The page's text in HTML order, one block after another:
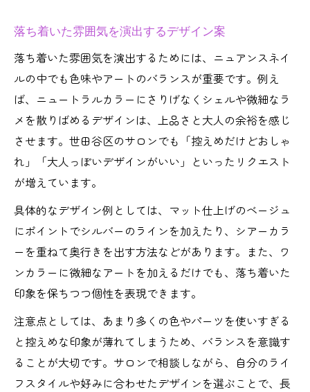
落ち着いた雰囲気を演出するデザイン案
落ち着いた雰囲気を演出するためには、ニュアンスネイ
ルの中でも色味やアートのバランスが重要です。例え
ば、ニュートラルカラーにさりげなくシェルや微細なラ
メを散りばめるデザインは、上品さと大人の余裕を感じ
させます。世田谷区のサロンでも「控えめだけどおしゃ
れ」「大人っぽいデザインがいい」といったリクエスト
が増えています。
具体的なデザイン例としては、マット仕上げのベージュ
にポイントでシルバーのラインを加えたり、シアーカラ
ーを重ねて奥行きを出す方法などがあります。また、ワ
ンカラーに微細なアートを加えるだけでも、落ち着いた
印象を保ちつつ個性を表現できます。
注意点としては、あまり多くの色やパーツを使いすぎる
と控えめな印象が薄れてしまうため、バランスを意識す
ることが大切です。サロンで相談しながら、自分のライ
フスタイルや好みに合わせたデザインを選ぶことで、長